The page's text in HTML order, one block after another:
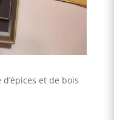
et de bois